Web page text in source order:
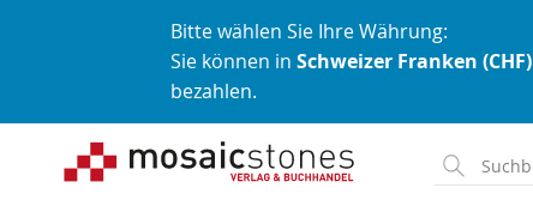
Bitte wählen Sie Ihre Währung:
Sie können in Schweizer Franken (CHF)
bezahlen.
Direkt
zum